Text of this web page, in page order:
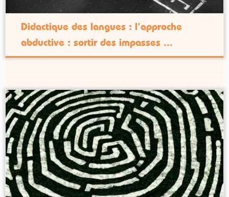
Didactique des langues : l’approche
abductive : sortir des impasses ...